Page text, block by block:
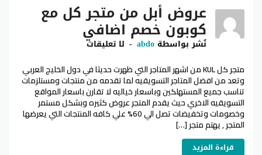
عروض أبل من متجر كل مع
كوبون خصم اضافي
نٌشر بواسطة abdo لا تعليقات
متجر كل KUL من اشهر المتاجر التي ظهرت حديثا في دول الخليج العربي
وتعد من افضل المتاجر التسويقيه لما تقدمه من منتجات ومستلزمات
تناسب جميع المستهلكين وباسعار خياليه لا تقارن باسعار المواقع
التسويقيه الاخري حيث يقدم المتجر عروض كثيره وبشكل مستمر
وخصومات وتخفيضات تصل الي 60% علي كافه المنتجات التي يعرضها
المتجر , يهتم متجر […]
قراءة المزيد